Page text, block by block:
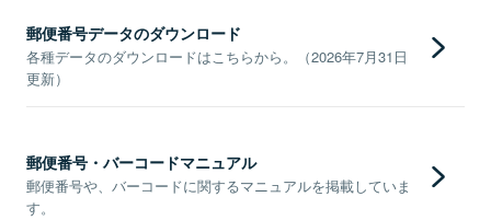
郵便番号データのダウンロード
各種データのダウンロードはこちらから。（2026年7月31日
更新）
郵便番号・バーコードマニュアル
郵便番号や、バーコードに関するマニュアルを掲載していま
す。